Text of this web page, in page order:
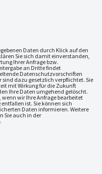
Daten durch Klick auf den
Sie sich damit einverstanden,
Ihrer Anfrage bzw.
an Dritte findet
Datenschutzvorschriften
dazu gesetzlich verpflichtet. Sie
mit Wirkung für die Zukunft
Ihre Daten umgehend gelöscht.
wir Ihre Anfrage bearbeitet
ist. Sie können sich
Daten informieren. Weitere
Sie auch in der